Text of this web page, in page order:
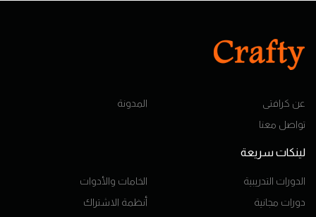
عن كرافتى
المدونة
تواصل معنا
لينكات سريعة
الدورات التدريبية
الخامات والأدوات
دورات مجانية
أنظمة الاشتراك